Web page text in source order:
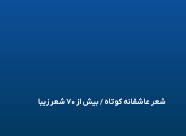
شعر عاشقانه کوتاه / بیش از ۷۰ شعر زیبا